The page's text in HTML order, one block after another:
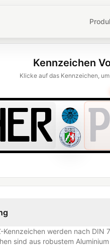
Kennzeichen
Klicke auf das Kennzeichen,
Kennzeichen werden nach
sind aus robustem